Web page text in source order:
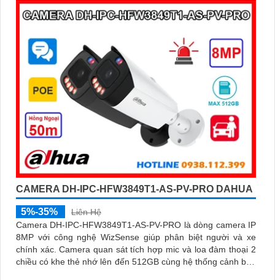
CAMERA DH-IPC-HFW3849T1-AS-PV-PRO DAHUA
5%-35%
Liên Hệ
Camera DH-IPC-HFW3849T1-AS-PV-PRO là dòng camera IP
8MP với công nghệ WizSense giúp phân biệt người và xe
chính xác. Camera quan sát tích hợp mic và loa đàm thoại 2
chiều có khe thẻ nhớ lên đến 512GB cùng hệ thống cảnh báo